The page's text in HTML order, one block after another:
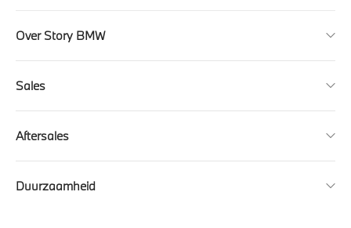
Over Story BMW
Sales
Aftersales
Duurzaamheid